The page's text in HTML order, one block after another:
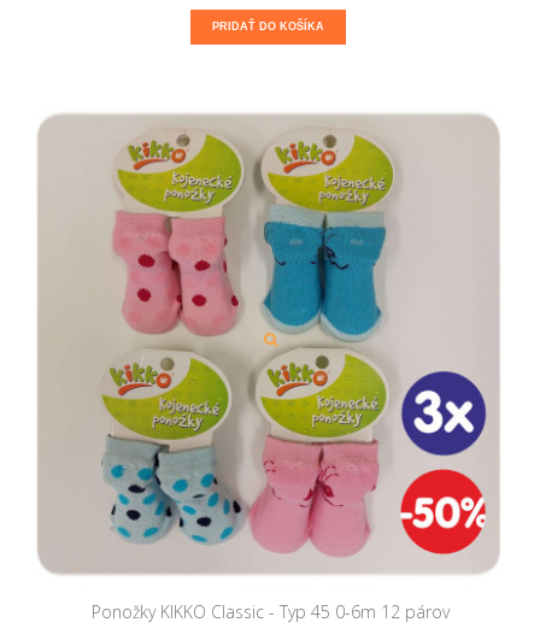
PRIDAŤ DO KOŠÍKA
Ponožky KIKKO Classic - Typ 45 0-6m 12 párov